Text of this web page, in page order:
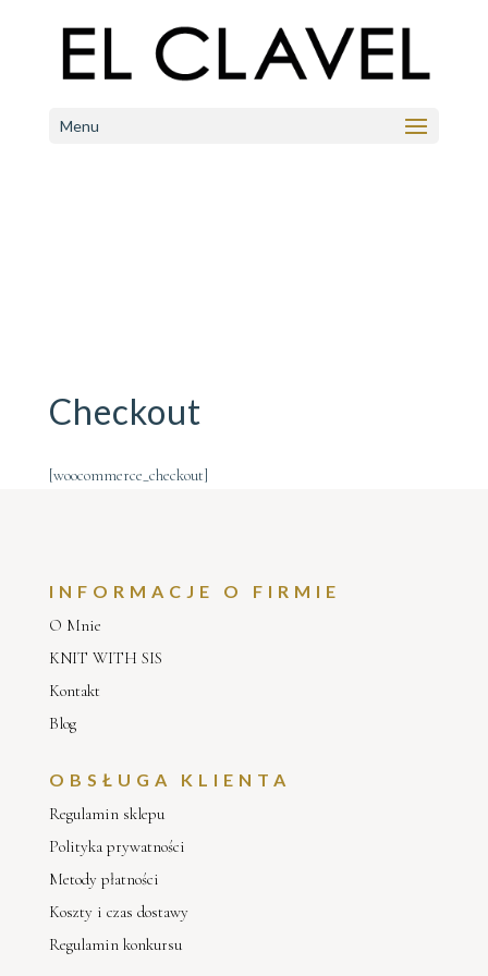
Menu
Checkout
[woocommerce_checkout]
INFORMACJE O FIRMIE
O Mnie
KNIT WITH SIS
Kontakt
Blog
OBSŁUGA KLIENTA
Regulamin sklepu
Polityka prywatności
Metody płatności
Koszty i czas dostawy
Regulamin konkursu